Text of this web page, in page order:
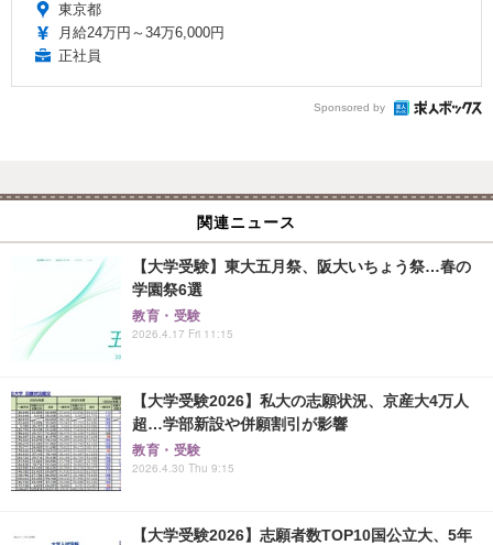
東京都
月給24万円～34万6,000円
正社員
Sponsored by
関連ニュース
【大学受験】東大五月祭、阪大いちょう祭…春の
学園祭6選
教育・受験
2026.4.17 Fri 11:15
【大学受験2026】私大の志願状況、京産大4万人
超…学部新設や併願割引が影響
教育・受験
2026.4.30 Thu 9:15
【大学受験2026】志願者数TOP10国公立大、5年